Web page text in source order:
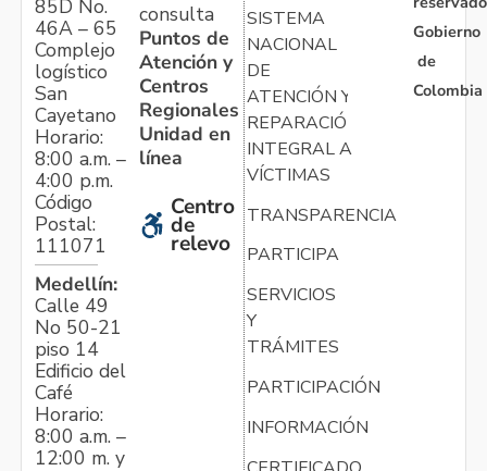
85D No.
46A – 65
Complejo
logístico
San
Cayetano
Horario:
8:00 a.m. –
4:00 p.m.
Código
Postal:
111071
Medellín:
Calle 49
No 50-21
piso 14
Edificio del
Café
Horario:
8:00 a.m. –
12:00 m. y
consulta
Puntos de
Atención y
Centros
Regionales
Unidad en
línea
Centro
de
relevo
SISTEMA
NACIONAL
DE
ATENCIÓN Y
REPARACIÓN
INTEGRAL A
VÍCTIMAS
TRANSPARENCIA
PARTICIPA
SERVICIOS
Y
TRÁMITES
PARTICIPACIÓN
INFORMACIÓN
Gobierno
de
Colombia